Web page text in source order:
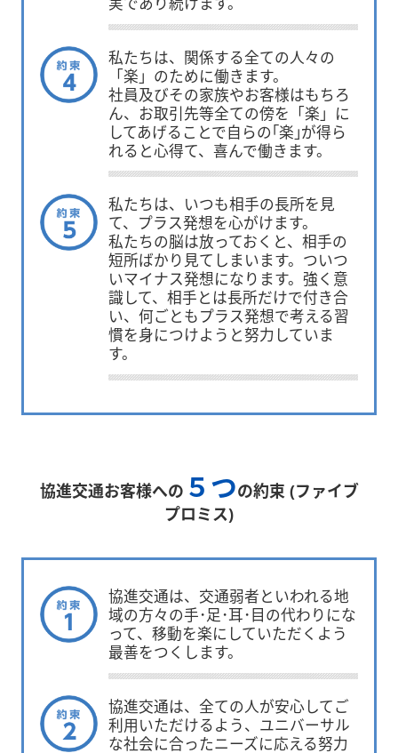
私たちは、関係する全ての人々の
「楽」のために働きます。
社員及びその家族やお客様はもちろ
ん、お取引先等全ての傍を「楽」に
してあげることで自らの｢楽｣が得ら
れると心得て、喜んで働きます。
私たちは、いつも相手の長所を見
て、プラス発想を心がけます。
私たちの脳は放っておくと、相手の
短所ばかり見てしまいます。ついつ
いマイナス発想になります。強く意
識して、相手とは長所だけで付き合
い、何ごともプラス発想で考える習
慣を身につけようと努力していま
す。
協進交通お客様への ５つの約束 (ファイブ
プロミス)
協進交通は、交通弱者といわれる地
域の方々の手･足･耳･目の代わりにな
って、移動を楽にしていただくよう
最善をつくします。
協進交通は、全ての人が安心してご
利用いただけるよう、ユニバーサル
な社会に合ったニーズに応える努力